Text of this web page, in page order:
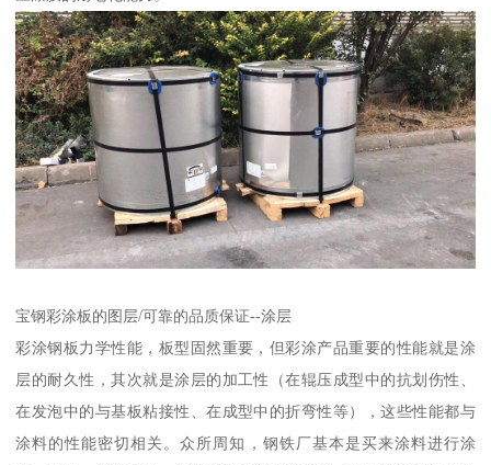
宝钢彩涂板的图层/可靠的品质保证--涂层
彩涂钢板力学性能，板型固然重要，但彩涂产品重要的性能就是涂
层的耐久性，其次就是涂层的加工性（在辊压成型中的抗划伤性、
在发泡中的与基板粘接性、在成型中的折弯性等），这些性能都与
涂料的性能密切相关。众所周知，钢铁厂基本是买来涂料进行涂